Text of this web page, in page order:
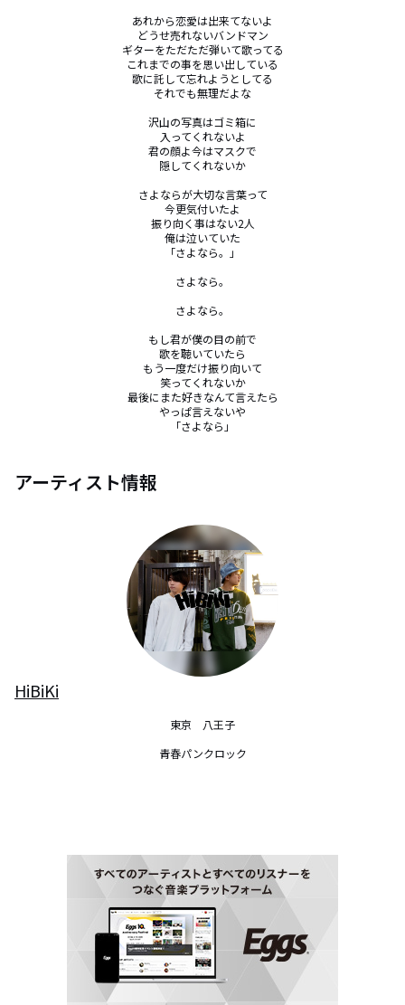
あれから恋愛は出来てないよ
どうせ売れないバンドマン
ギターをただただ弾いて歌ってる
これまでの事を思い出している
歌に託して忘れようとしてる
それでも無理だよな
沢山の写真はゴミ箱に
入ってくれないよ
君の顔よ今はマスクで
隠してくれないか
さよならが大切な言葉って
今更気付いたよ
振り向く事はない2人
俺は泣いていた
「さよなら。」
さよなら。
さよなら。
もし君が僕の目の前で
歌を聴いていたら
もう一度だけ振り向いて
笑ってくれないか
最後にまた好きなんて言えたら
やっぱ言えないや
「さよなら」
アーティスト情報
HiBiKi
東京　八王子
青春パンクロック